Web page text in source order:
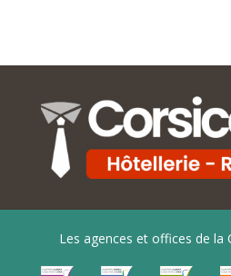
Les agences et offices de la